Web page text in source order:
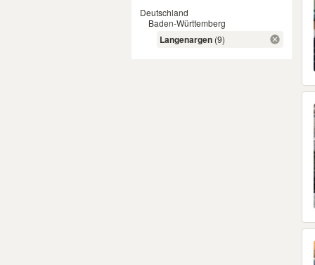
Deutschland
Baden-Württemberg
Langenargen (9)